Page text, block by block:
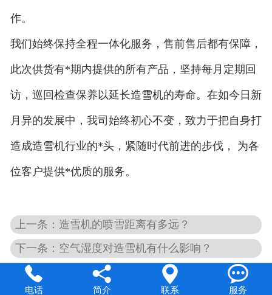
作。
我们始终保持全程一体化服务，售前售后都有保障，
此次供货有*期内提供的所有产品，坚持每月定期回
访，巡回检查保养以延长造雪机的寿命。在如今日新
月异的发展中，我司始终初心不变，致力于把自身打
造成造雪机行业的*头，紧随时代前进的步伐， 为各
位客户提供*优质的服务。
上一条：造雪机的喷雪距离有多远？
下一条：空气湿度对造雪机有什么影响？

电话

简介

联系

服务